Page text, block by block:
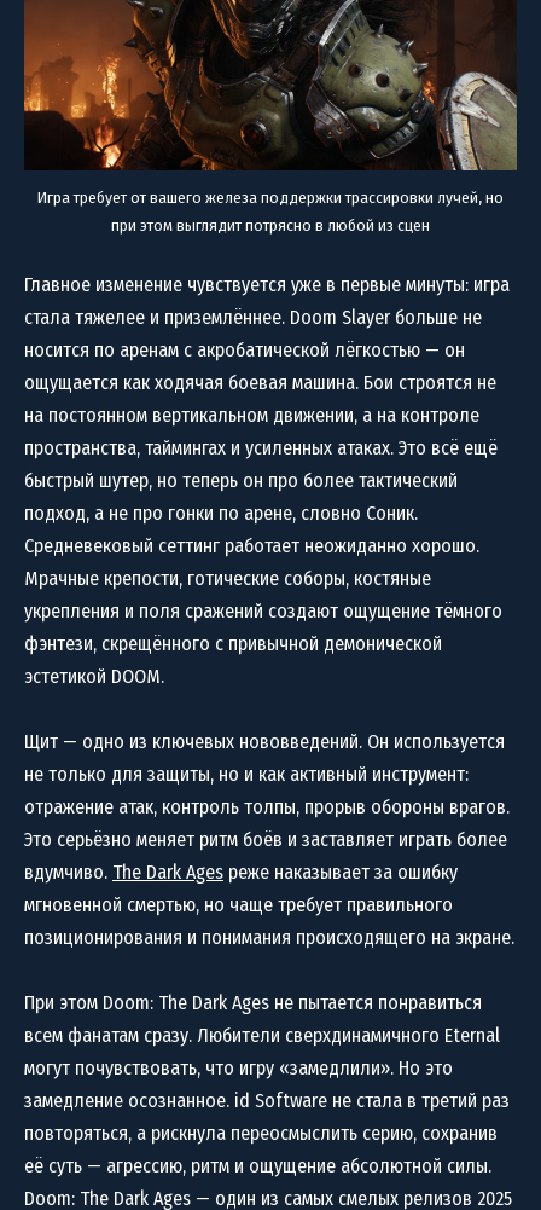
Игра требует от вашего железа поддержки трассировки лучей, но
при этом выглядит потрясно в любой из сцен
Главное изменение чувствуется уже в первые минуты: игра
стала тяжелее и приземлённее. Doom Slayer больше не
носится по аренам с акробатической лёгкостью — он
ощущается как ходячая боевая машина. Бои строятся не
на постоянном вертикальном движении, а на контроле
пространства, таймингах и усиленных атаках. Это всё ещё
быстрый шутер, но теперь он про более тактический
подход, а не про гонки по арене, словно Соник.
Средневековый сеттинг работает неожиданно хорошо.
Мрачные крепости, готические соборы, костяные
укрепления и поля сражений создают ощущение тёмного
фэнтези, скрещённого с привычной демонической
эстетикой DOOM.
Щит — одно из ключевых нововведений. Он используется
не только для защиты, но и как активный инструмент:
отражение атак, контроль толпы, прорыв обороны врагов.
Это серьёзно меняет ритм боёв и заставляет играть более
вдумчиво. The Dark Ages реже наказывает за ошибку
мгновенной смертью, но чаще требует правильного
позиционирования и понимания происходящего на экране.
При этом Doom: The Dark Ages не пытается понравиться
всем фанатам сразу. Любители сверхдинамичного Eternal
могут почувствовать, что игру «замедлили». Но это
замедление осознанное. id Software не стала в третий раз
повторяться, а рискнула переосмыслить серию, сохранив
её суть — агрессию, ритм и ощущение абсолютной силы.
Doom: The Dark Ages — один из самых смелых релизов 2025